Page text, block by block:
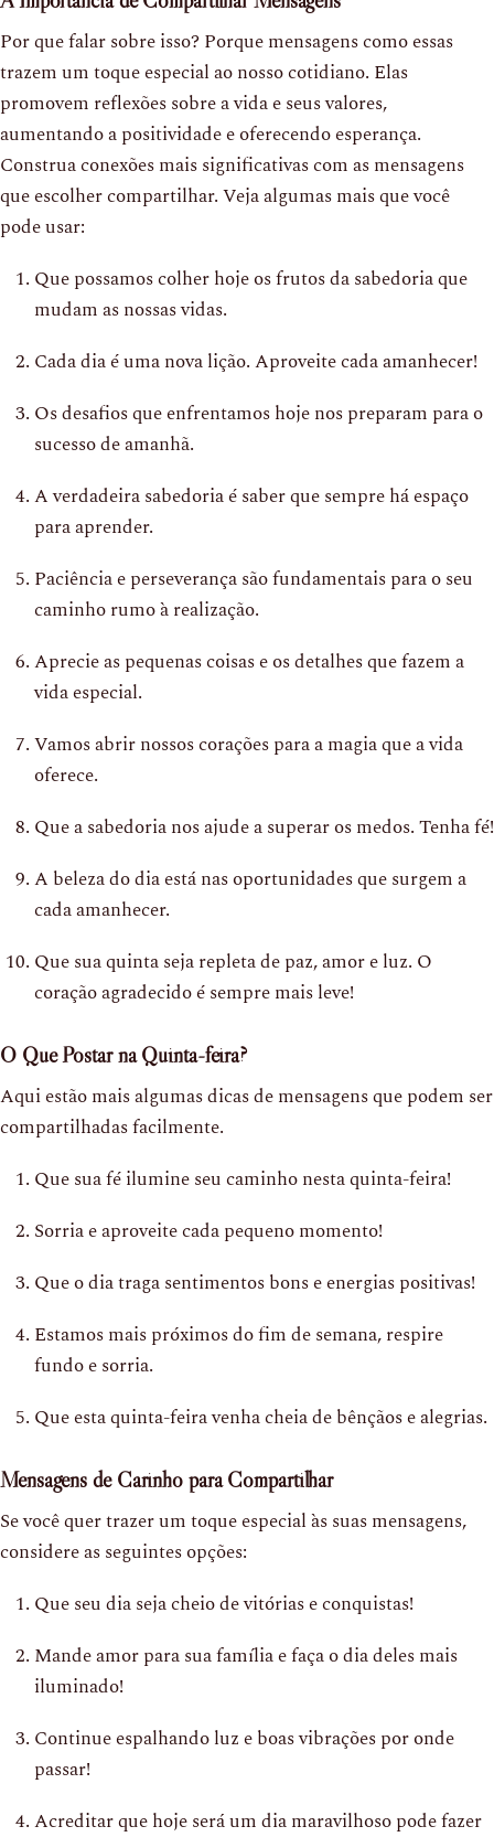
Por que falar sobre isso? Porque mensagens como essas
trazem um toque especial ao nosso cotidiano. Elas
promovem reflexões sobre a vida e seus valores,
aumentando a positividade e oferecendo esperança.
Construa conexões mais significativas com as mensagens
que escolher compartilhar. Veja algumas mais que você
pode usar:
Que possamos colher hoje os frutos da sabedoria que
mudam as nossas vidas.
Cada dia é uma nova lição. Aproveite cada amanhecer!
Os desafios que enfrentamos hoje nos preparam para o
sucesso de amanhã.
A verdadeira sabedoria é saber que sempre há espaço
para aprender.
Paciência e perseverança são fundamentais para o seu
caminho rumo à realização.
Aprecie as pequenas coisas e os detalhes que fazem a
vida especial.
Vamos abrir nossos corações para a magia que a vida
oferece.
Que a sabedoria nos ajude a superar os medos. Tenha fé!
A beleza do dia está nas oportunidades que surgem a
cada amanhecer.
Que sua quinta seja repleta de paz, amor e luz. O
coração agradecido é sempre mais leve!
O Que Postar na Quinta-feira?
Aqui estão mais algumas dicas de mensagens que podem ser
compartilhadas facilmente.
Que sua fé ilumine seu caminho nesta quinta-feira!
Sorria e aproveite cada pequeno momento!
Que o dia traga sentimentos bons e energias positivas!
Estamos mais próximos do fim de semana, respire
fundo e sorria.
Que esta quinta-feira venha cheia de bênçãos e alegrias.
Mensagens de Carinho para Compartilhar
Se você quer trazer um toque especial às suas mensagens,
considere as seguintes opções:
Que seu dia seja cheio de vitórias e conquistas!
Mande amor para sua família e faça o dia deles mais
iluminado!
Continue espalhando luz e boas vibrações por onde
passar!
Acreditar que hoje será um dia maravilhoso pode fazer